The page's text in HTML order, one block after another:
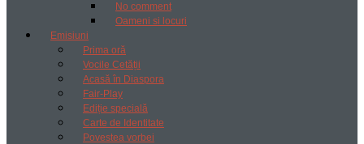
No comment
Oameni si locuri
Emisiuni
Prima oră
Vocile Cetății
Acasă în Diaspora
Fair-Play
Ediție specială
Carte de Identitate
Povestea vorbei